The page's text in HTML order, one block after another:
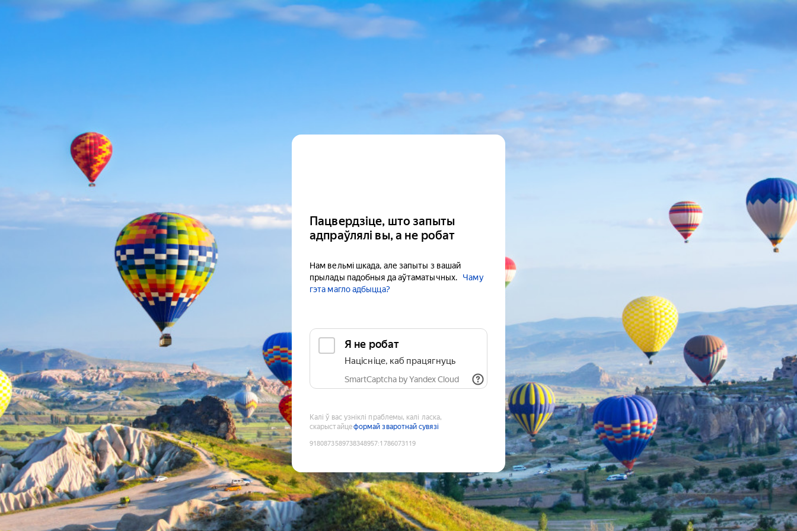
Пацвердзіце, што запыты
адпраўлялі вы, а не робат
Нам вельмі шкада, але запыты з вашай
прылады падобныя да аўтаматычных.
Чаму
гэта магло адбыцца?
Я не робат
Націсніце, каб працягнуць
SmartCaptcha by Yandex Cloud
Калі ў вас узніклі праблемы, калі ласка,
скарыстайцеформай зваротнай сувязі
9180873589738348957:1786073119